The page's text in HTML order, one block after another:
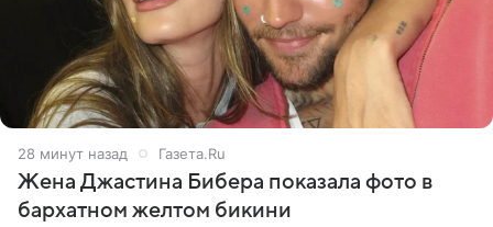
28 минут назад Газета.Ru
Жена Джастина Бибера показала фото в
бархатном желтом бикини